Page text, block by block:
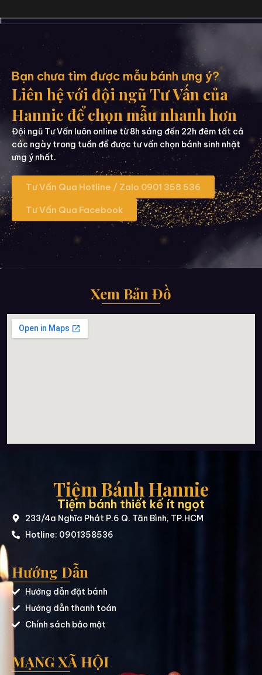
Bạn chưa tìm được mẫu bánh ưng ý?
Liên hệ với đội ngũ Tư Vấn của
Hannie để chọn mẫu nhanh hơn
Đội ngũ Tư Vấn luôn online từ 8h sáng đến 22h đêm tất cả
các ngày trong tuần để được tư vấn chọn bánh sinh nhật
ưng ý nhất.
Tư Vấn Qua Hotline / Zalo 0901 358 536
Tư Vấn Qua Facebook
Xem Bản Đồ
Tiệm Bánh Hannie
Tiệm bánh thiết kế ít ngọt
233/4a Nghĩa Phát P.6 Q. Tân Bình, TP.HCM
Hotline: 0901358536
Hướng Dẫn
Hướng dẫn đặt bánh
Hướng dẫn thanh toán
Chính sách bảo mật
MẠNG XÃ HỘI